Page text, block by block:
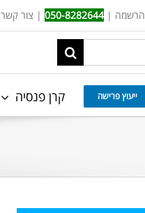
הרשמה |
050-8282644
| צור קשר
ייעוץ פרישה קרן פנסיה